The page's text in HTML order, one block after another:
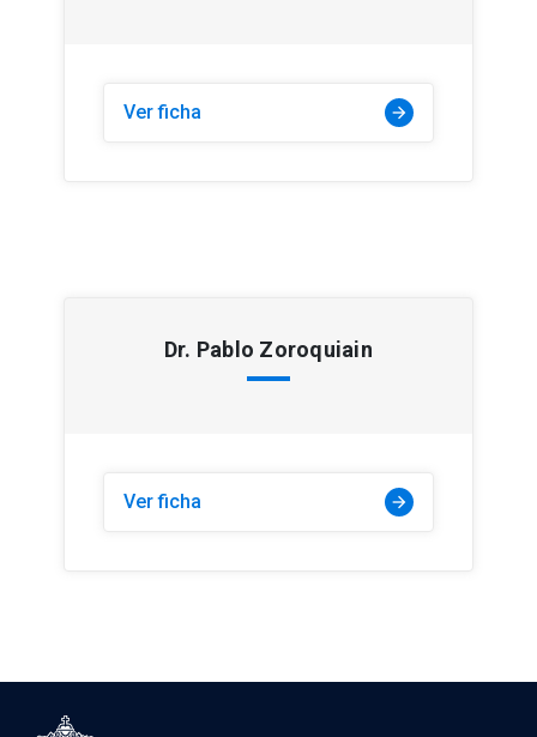
Ver ficha arrow_forward
Dr. Pablo Zoroquiain
Ver ficha arrow_forward